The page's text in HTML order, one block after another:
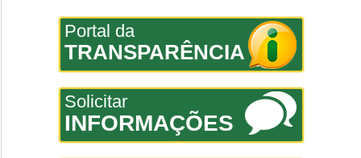
Portal da
TRANSPARÊNCIA
Solicitar
INFORMAÇÕES